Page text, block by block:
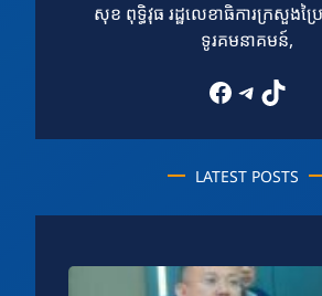
សុខ ពុទ្ធិវុធ រដ្ឋលេខាធិការក្រសួ
ទូរគមនាគមន៍,
Facebook Telegram TikTok
LATEST POSTS